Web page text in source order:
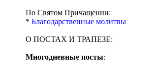
По Святом Причащении:
* Благодарственные молитвы
О ПОСТАХ И ТРАПЕЗЕ:
Многодневные посты: